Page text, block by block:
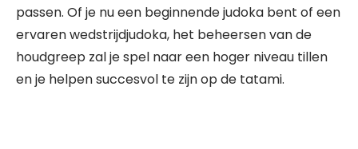
passen. Of je nu een beginnende judoka bent of een
ervaren wedstrijdjudoka, het beheersen van de
houdgreep zal je spel naar een hoger niveau tillen
en je helpen succesvol te zijn op de tatami.